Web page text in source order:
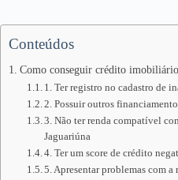
Conteúdos
Como conseguir crédito
1. Ter registro no cadastro de
2. Possuir outros
3. Não ter renda compatível
Jaguariúna
4. Ter um score de crédito
5. Apresentar problemas com